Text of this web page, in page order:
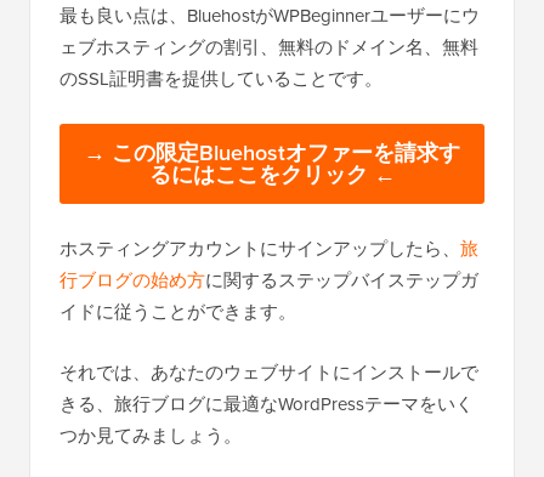
最も良い点は、BluehostがWPBeginnerユーザーにウ
ェブホスティングの割引、無料のドメイン名、無料
のSSL証明書を提供していることです。
→ この限定Bluehostオファーを請求す
るにはここをクリック ←
ホスティングアカウントにサインアップしたら、 旅
行ブログの始め方に関するステップバイステップガ
イドに従うことができます。
それでは、あなたのウェブサイトにインストールで
きる、旅行ブログに最適なWordPressテーマをいく
つか見てみましょう。